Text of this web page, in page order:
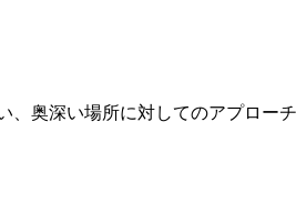
奥深い場所に対してのアプロ